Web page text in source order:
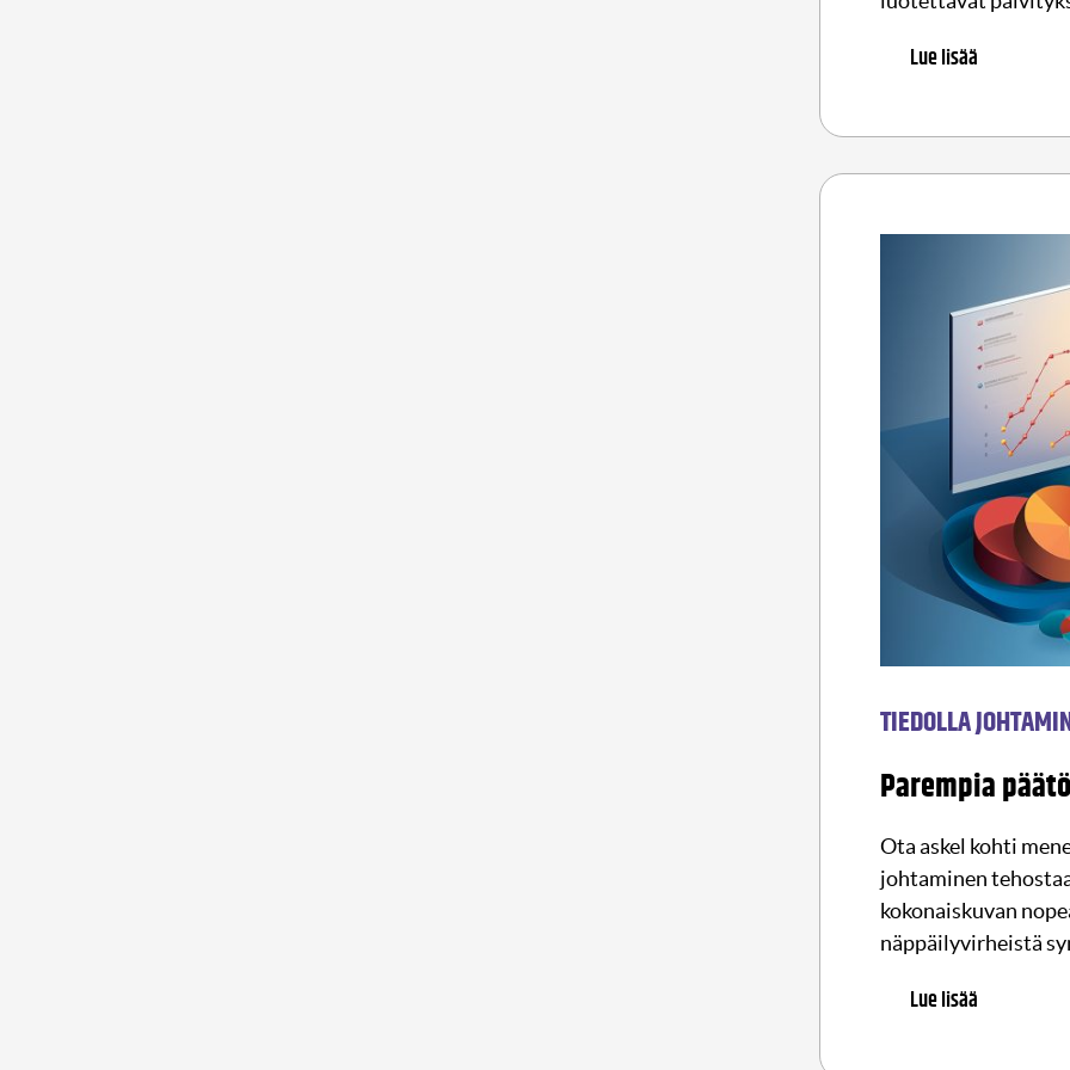
Lue lisää
TIEDOLLA
Parempia
Ota askel kohti
johtaminen
kokonaiskuvan
näppäilyvirheistä
Lue lisää